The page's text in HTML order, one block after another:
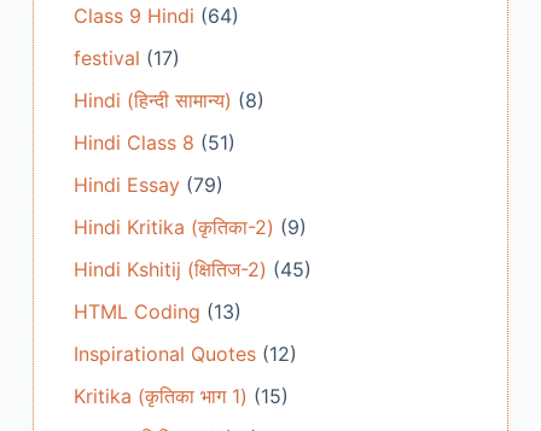
Class 9 Hindi (64)
festival (17)
Hindi (हिन्दी सामान्य) (8)
Hindi Class 8 (51)
Hindi Essay(79)
Hindi Kritika (कृतिका-2) (9)
Hindi Kshitij (क्षितिज-2) (45)
HTML Coding (13)
Inspirational Quotes(12)
Kritika (कृतिका भाग 1) (15)